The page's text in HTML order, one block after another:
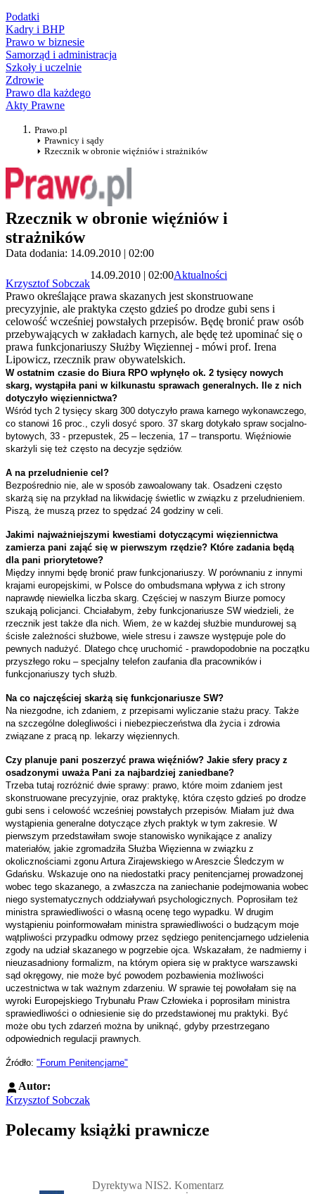
Podatki
Kadry i BHP
Prawo w biznesie
Samorząd i administracja
Szkoły i uczelnie
Zdrowie
Prawo dla każdego
Akty Prawne
Prawo.pl
Prawnicy i sądy
Rzecznik w obronie więźniów i strażników
Rzecznik w obronie więźniów i
strażników
Data dodania: 14.09.2010 | 02:00
Krzysztof Sobczak
14.09.2010 | 02:00Aktualności
Prawo określające prawa skazanych jest skonstruowane
precyzyjnie, ale praktyka często gdzieś po drodze gubi sens i
celowość wcześniej powstałych przepisów. Będę bronić praw osób
przebywających w zakładach karnych, ale będę też upominać się o
prawa funkcjonariuszy Służby Więziennej - mówi prof. Irena
Lipowicz, rzecznik praw obywatelskich.
W ostatnim czasie do Biura RPO wpłynęło ok. 2 tysięcy nowych
skarg, wystąpiła pani w kilkunastu sprawach generalnych. Ile z nich
dotyczyło więziennictwa?
Wśród tych 2 tysięcy skarg 300 dotyczyło prawa karnego wykonawczego,
co stanowi 16 proc., czyli dosyć sporo. 37 skarg dotykało spraw socjalno-
bytowych, 33 - przepustek, 25 – leczenia, 17 – transportu. Więźniowie
skarżyli się też często na decyzje sędziów.
A na przeludnienie cel?
Bezpośrednio nie, ale w sposób zawoalowany tak. Osadzeni często
skarżą się na przykład na likwidację świetlic w związku z przeludnieniem.
Piszą, że muszą przez to spędzać 24 godziny w celi.
Jakimi najważniejszymi kwestiami dotyczącymi więziennictwa
zamierza pani zająć się w pierwszym rzędzie? Które zadania będą
dla pani priorytetowe?
Między innymi będę bronić praw funkcjonariuszy. W porównaniu z innymi
krajami europejskimi, w Polsce do ombudsmana wpływa z ich strony
naprawdę niewielka liczba skarg. Częściej w naszym Biurze pomocy
szukają policjanci. Chciałabym, żeby funkcjonariusze SW wiedzieli, że
rzecznik jest także dla nich. Wiem, że w każdej służbie mundurowej są
ścisłe zależności służbowe, wiele stresu i zawsze występuje pole do
pewnych nadużyć. Dlatego chcę uruchomić - prawdopodobnie na początku
przyszłego roku – specjalny telefon zaufania dla pracowników i
funkcjonariuszy tych służb.
Na co najczęściej skarżą się funkcjonariusze SW?
Na niezgodne, ich zdaniem, z przepisami wyliczanie stażu pracy. Także
na szczególne dolegliwości i niebezpieczeństwa dla życia i zdrowia
związane z pracą np. lekarzy więziennych.
Czy planuje pani poszerzyć prawa więźniów? Jakie sfery pracy z
osadzonymi uważa Pani za najbardziej zaniedbane?
Trzeba tutaj rozróżnić dwie sprawy: prawo, które moim zdaniem jest
skonstruowane precyzyjnie, oraz praktykę, która często gdzieś po drodze
gubi sens i celowość wcześniej powstałych przepisów. Miałam już dwa
wystąpienia generalne dotyczące złych praktyk w tym zakresie. W
pierwszym przedstawiłam swoje stanowisko wynikające z analizy
materiałów, jakie zgromadziła Służba Więzienna w związku z
okolicznościami zgonu Artura Zirajewskiego w Areszcie Śledczym w
Gdańsku. Wskazuje ono na niedostatki pracy penitencjarnej prowadzonej
wobec tego skazanego, a zwłaszcza na zaniechanie podejmowania wobec
niego systematycznych oddziaływań psychologicznych. Poprosiłam też
ministra sprawiedliwości o własną ocenę tego wypadku. W drugim
wystąpieniu poinformowałam ministra sprawiedliwości o budzącym moje
wątpliwości przypadku odmowy przez sędziego penitencjarnego udzielenia
zgody na udział skazanego w pogrzebie ojca. Wskazałam, że nadmierny i
nieuzasadniony formalizm, na którym opiera się w praktyce warszawski
sąd okręgowy, nie może być powodem pozbawienia możliwości
uczestnictwa w tak ważnym zdarzeniu. W sprawie tej powołałam się na
wyroki Europejskiego Trybunału Praw Człowieka i poprosiłam ministra
sprawiedliwości o odniesienie się do przedstawionej mu praktyki. Być
może obu tych zdarzeń można by uniknąć, gdyby przestrzegano
odpowiednich regulacji prawnych.
Źródło: "Forum Penitencjarne"
Autor:
Krzysztof Sobczak
Polecamy książki prawnicze
Dyrektywa NIS2. Komentarz